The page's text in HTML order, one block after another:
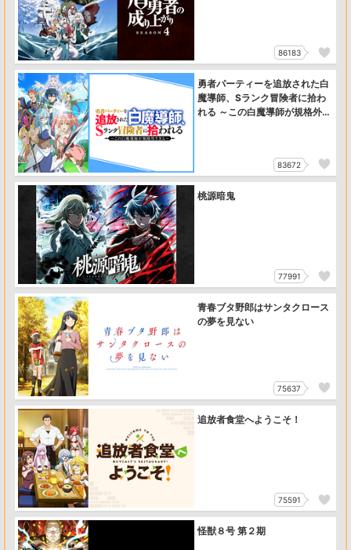
86183
勇者パーティーを追放された白
魔導師、Sランク冒険者に拾わ
れる ～この白魔導師が規格外
83672
桃源暗鬼
77991
青春ブタ野郎はサンタクロース
の夢を見ない
75637
追放者食堂へようこそ！
75591
怪獣８号 第２期